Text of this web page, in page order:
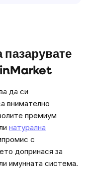
да си
внимателно
премиум
натурална
с
допринася за
имунната система.